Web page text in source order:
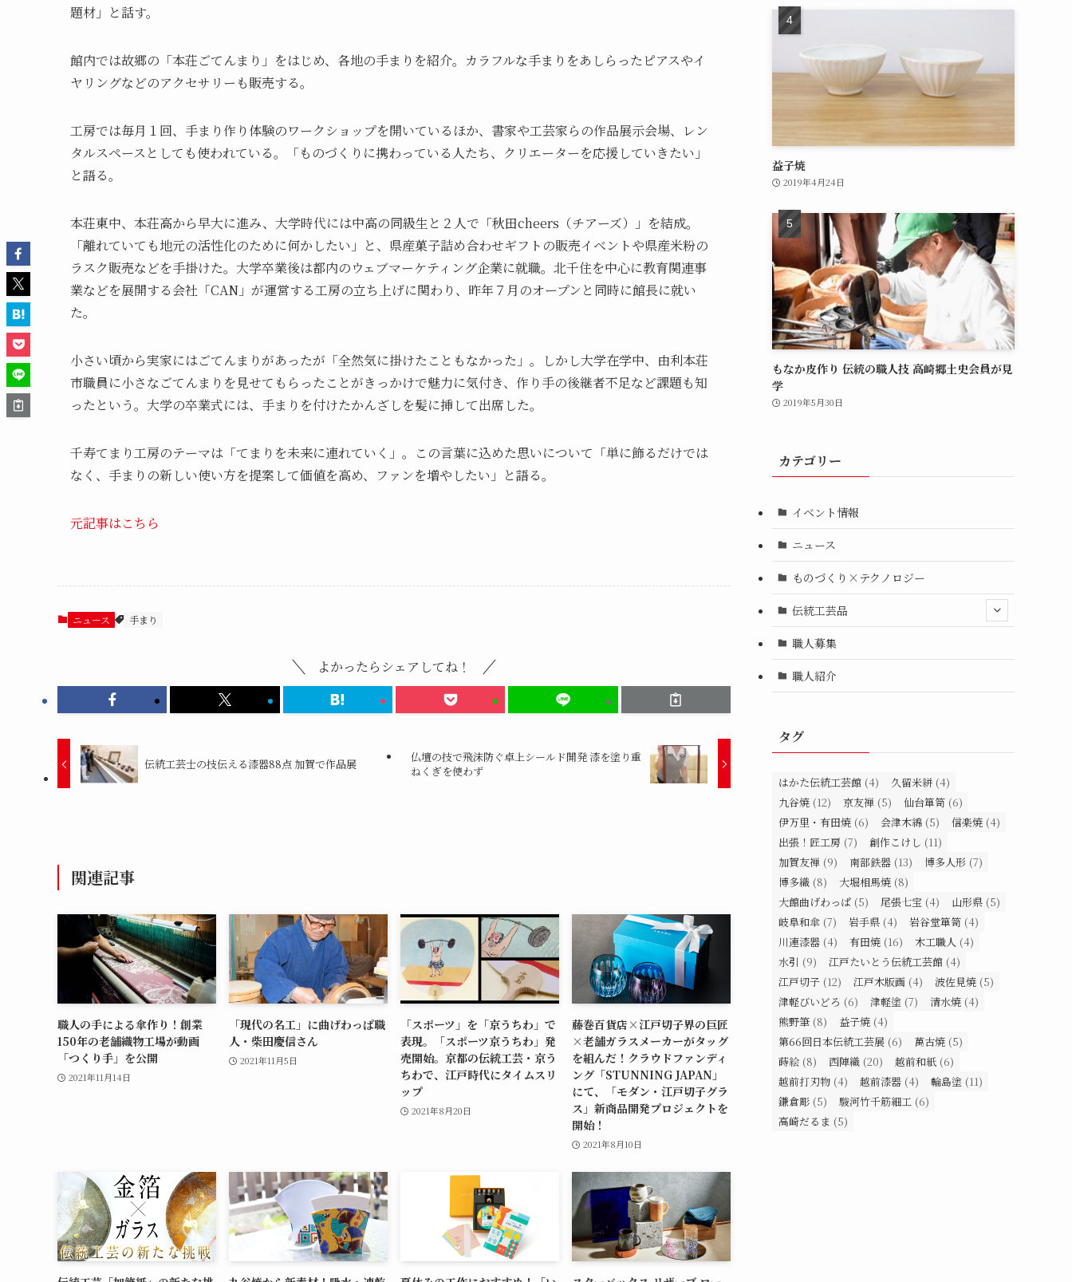
題材」と話す。
館内では故郷の「本荘ごてんまり」をはじめ、各地の手まりを紹介。カラフルな手まりをあしらったピアスやイ
ヤリングなどのアクセサリーも販売する。
工房では毎月１回、手まり作り体験のワークショップを開いているほか、書家や工芸家らの作品展示会場、レン
タルスペースとしても使われている。「ものづくりに携わっている人たち、クリエーターを応援していきたい」
と語る。
本荘東中、本荘高から早大に進み、大学時代には中高の同級生と２人で「秋田cheers（チアーズ）」を結成。
「離れていても地元の活性化のために何かしたい」と、県産菓子詰め合わせギフトの販売イベントや県産米粉の
ラスク販売などを手掛けた。大学卒業後は都内のウェブマーケティング企業に就職。北千住を中心に教育関連事
業などを展開する会社「CAN」が運営する工房の立ち上げに関わり、昨年７月のオープンと同時に館長に就い
た。
小さい頃から実家にはごてんまりがあったが「全然気に掛けたこともなかった」。しかし大学在学中、由利本荘
市職員に小さなごてんまりを見せてもらったことがきっかけで魅力に気付き、作り手の後継者不足など課題も知
ったという。大学の卒業式には、手まりを付けたかんざしを髪に挿して出席した。
千寿てまり工房のテーマは「てまりを未来に連れていく」。この言葉に込めた思いについて「単に飾るだけでは
なく、手まりの新しい使い方を提案して価値を高め、ファンを増やしたい」と語る。
元記事はこちら
ニュース 手まり
よかったらシェアしてね！
伝統工芸士の技伝える漆器88点 加賀で作品展
仏壇の技で飛沫防ぐ卓上シールド開発 漆を塗り重
ねくぎを使わず
関連記事
職人の手による傘作り！創業
150年の老舗織物工場が動画
「つくり手」を公開
2021年11月14日
「現代の名工」に曲げわっぱ職
人・柴田慶信さん
2021年11月5日
「スポーツ」を「京うちわ」で
表現。「スポーツ京うちわ」発
売開始。京都の伝統工芸・京う
ちわで、江戸時代にタイムスリ
ップ
2021年8月20日
藤巻百貨店×江戸切子界の巨匠
×老舗ガラスメーカーがタッグ
を組んだ！クラウドファンディ
ング「STUNNING JAPAN」
にて、「モダン・江戸切子グラ
ス」新商品開発プロジェクトを
開始！
2021年8月10日
益子焼
2019年4月24日
もなか皮作り 伝統の職人技 高崎郷土史会員が見
学
2019年5月30日
カテゴリー
イベント情報
ニュース
ものづくり×テクノロジー
伝統工芸品
職人募集
職人紹介
タグ
はかた伝統工芸館 (4) 久留米絣 (4)
九谷焼 (12) 京友禅 (5) 仙台箪笥 (6)
伊万里・有田焼 (6) 会津木綿 (5) 信楽焼 (4)
出張！匠工房 (7) 創作こけし (11)
加賀友禅 (9) 南部鉄器 (13) 博多人形 (7)
博多織 (8) 大堀相馬焼 (8)
大館曲げわっぱ (5) 尾張七宝 (4) 山形県 (5)
岐阜和傘 (7) 岩手県 (4) 岩谷堂箪笥 (4)
川連漆器 (4) 有田焼 (16) 木工職人 (4)
水引 (9) 江戸たいとう伝統工芸館 (4)
江戸切子 (12) 江戸木版画 (4) 波佐見焼 (5)
津軽びいどろ (6) 津軽塗 (7) 清水焼 (4)
熊野筆 (8) 益子焼 (4)
第66回日本伝統工芸展 (6) 萬古焼 (5)
蒔絵 (8) 西陣織 (20) 越前和紙 (6)
越前打刃物 (4) 越前漆器 (4) 輪島塗 (11)
鎌倉彫 (5) 駿河竹千筋細工 (6)
高崎だるま (5)